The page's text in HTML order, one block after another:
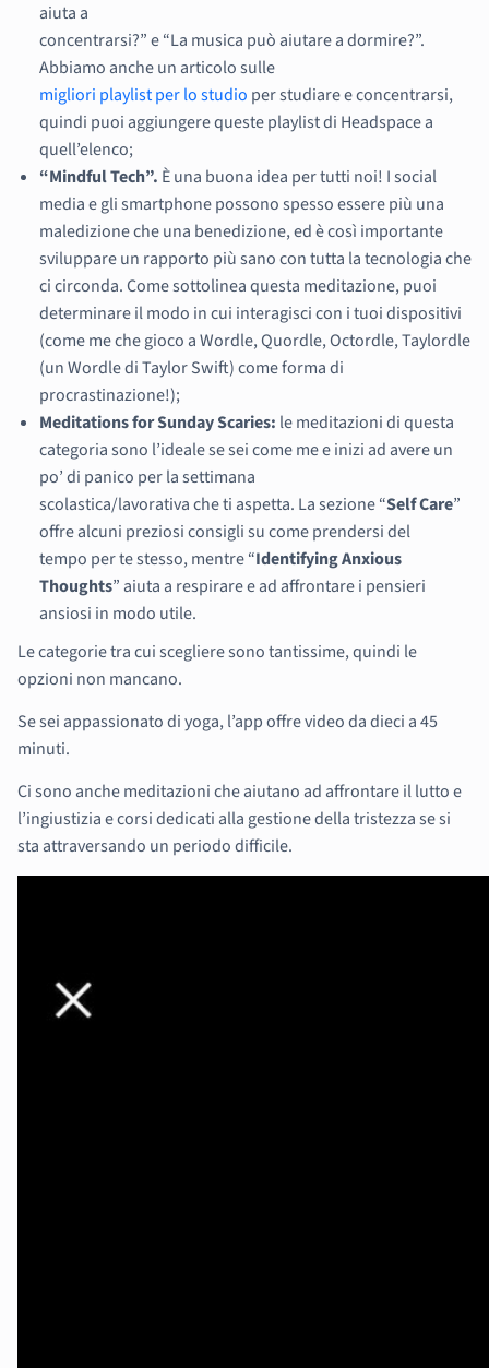
aiuta a
concentrarsi?” e “La musica può aiutare a dormire?”.
Abbiamo anche un articolo sulle
migliori playlist per lo studio per studiare e concentrarsi,
quindi puoi aggiungere queste playlist di Headspace a
quell’elenco;
“Mindful Tech”. È una buona idea per tutti noi! I social
media e gli smartphone possono spesso essere più una
maledizione che una benedizione, ed è così importante
sviluppare un rapporto più sano con tutta la tecnologia che
ci circonda. Come sottolinea questa meditazione, puoi
determinare il modo in cui interagisci con i tuoi dispositivi
(come me che gioco a Wordle, Quordle, Octordle, Taylordle
(un Wordle di Taylor Swift) come forma di
procrastinazione!);
Meditations for Sunday Scaries: le meditazioni di questa
categoria sono l’ideale se sei come me e inizi ad avere un
po’ di panico per la settimana
scolastica/lavorativa che ti aspetta. La sezione “Self Care”
offre alcuni preziosi consigli su come prendersi del
tempo per te stesso, mentre “Identifying Anxious
Thoughts” aiuta a respirare e ad affrontare i pensieri
ansiosi in modo utile.
Le categorie tra cui scegliere sono tantissime, quindi le
opzioni non mancano.
Se sei appassionato di yoga, l’app offre video da dieci a 45
minuti.
Ci sono anche meditazioni che aiutano ad affrontare il lutto e
l’ingiustizia e corsi dedicati alla gestione della tristezza se si
sta attraversando un periodo difficile.